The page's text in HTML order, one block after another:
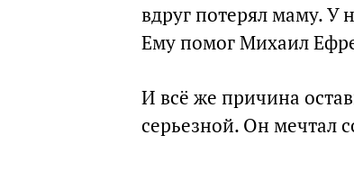
вдруг потерял маму. У
Ему помог Михаил
И всё же причина
серьезной. Он мечтал